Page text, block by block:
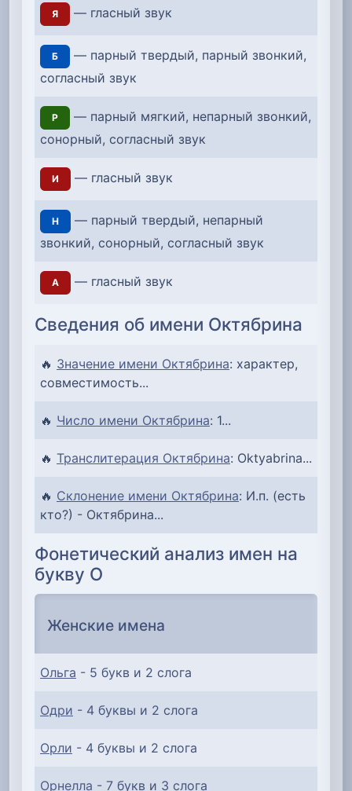
Я — гласный звук
Б
— парный твердый, парный звонкий,
согласный звук
Р
— парный мягкий, непарный звонкий,
сонорный, согласный звук
И — гласный звук
Н
— парный твердый, непарный
звонкий, сонорный, согласный звук
А — гласный звук
Сведения об имени Октябрина
🔥 Значение имени Октябрина: характер,
совместимость...
🔥 Число имени Октябрина: 1...
🔥 Транслитерация Октябрина: Oktyabrina...
🔥 Склонение имени Октябрина: И.п. (есть
кто?) - Октябрина...
Фонетический анализ имен на
букву О
Женские имена
Ольга - 5 букв и 2 слога
Одри - 4 буквы и 2 слога
Орли - 4 буквы и 2 слога
Орнелла - 7 букв и 3 слога